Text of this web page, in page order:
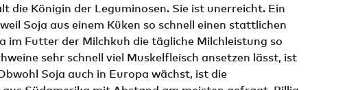
die Königin der Leguminosen. Sie ist unerreicht. Ein
Soja aus einem Küken so schnell einen stattlichen
im Futter der Milchkuh die tägliche Milchleistung so
sehr schnell viel Muskelfleisch ansetzen lässt, ist
Soja auch in Europa wächst, ist die